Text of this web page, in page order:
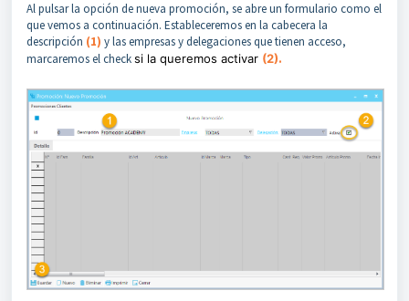
Al pulsar la opción de nueva promoción, se abre un formulario como el
que vemos a continuación. Estableceremos en la cabecera la
descripción (1) y las empresas y delegaciones que tienen acceso,
marcaremos el checksi la queremos activar (2).